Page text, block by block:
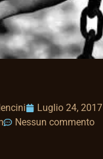
Luglio 24, 2017
Nessun commento